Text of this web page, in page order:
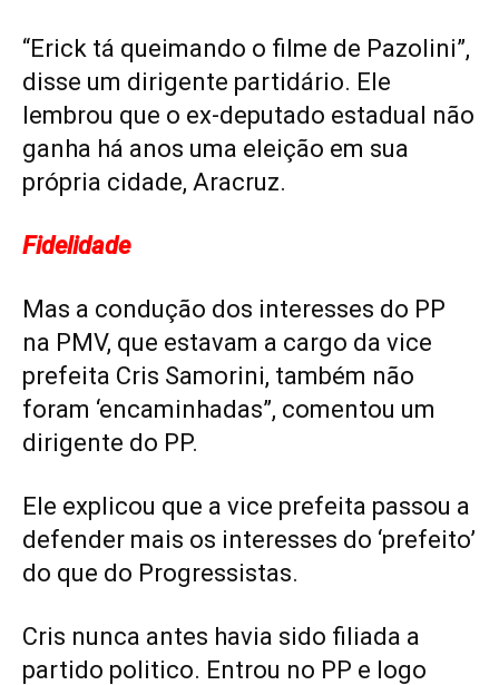
“Erick tá queimando o filme de Pazolini”,
disse um dirigente partidário. Ele
lembrou que o ex-deputado estadual não
ganha há anos uma eleição em sua
própria cidade, Aracruz.
Fidelidade
Mas a condução dos interesses do PP
na PMV, que estavam a cargo da vice
prefeita Cris Samorini, também não
foram ‘encaminhadas”, comentou um
dirigente do PP.
Ele explicou que a vice prefeita passou a
defender mais os interesses do ‘prefeito’
do que do Progressistas.
Cris nunca antes havia sido filiada a
partido politico. Entrou no PP e logo